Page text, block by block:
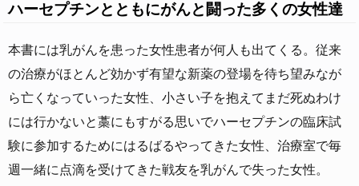
ハーセプチンとともにがんと闘った多くの女性達
本書には乳がんを患った女性患者が何人も出てくる。従来
の治療がほとんど効かず有望な新薬の登場を待ち望みなが
ら亡くなっていった女性、小さい子を抱えてまだ死ぬわけ
には行かないと藁にもすがる思いでハーセプチンの臨床試
験に参加するためにはるばるやってきた女性、治療室で毎
週一緒に点滴を受けてきた戦友を乳がんで失った女性。